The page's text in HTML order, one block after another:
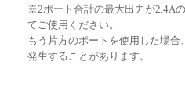
※2ポート合計の最大出力が2.4A
てご使用ください。
もう片方のポートを使用した場
発生することがあります。